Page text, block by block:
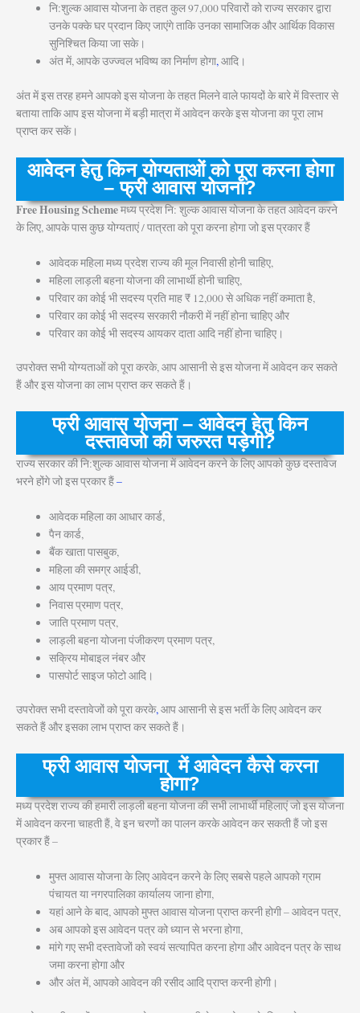
नि:शुल्क आवास योजना के तहत कुल 97,000 परिवारों को राज्य सरकार द्वारा
उनके पक्के घर प्रदान किए जाएंगे ताकि उनका सामाजिक और आर्थिक विकास
सुनिश्चित किया जा सके।
अंत में, आपके उज्ज्वल भविष्य का निर्माण होगा,आदि।
अंत में इस तरह हमने आपको इस योजना के तहत मिलने वाले फायदों के बारे में विस्तार से
बताया ताकि आप इस योजना में बड़ी मात्रा में आवेदन करके इस योजना का पूरा लाभ
प्राप्त कर सकें।
आवेदन हेतु किन योग्यताओं को पूरा करना होगा
– फ्री आवास योजना?
Free Housing Schemeमध्य प्रदेश नि: शुल्क आवास योजना के तहत आवेदन करने
के लिए, आपके पास कुछ योग्यताएं / पात्रता को पूरा करना होगा जो इस प्रकार हैं
आवेदक महिला मध्य प्रदेश राज्य की मूल निवासी होनी चाहिए,
महिला लाड़ली बहना योजना की लाभार्थी होनी चाहिए,
परिवार का कोई भी सदस्य प्रति माह ₹ 12,000 से अधिक नहीं कमाता है,
परिवार का कोई भी सदस्य सरकारी नौकरी में नहीं होना चाहिए और
परिवार का कोई भी सदस्य आयकर दाता आदि नहीं होना चाहिए।
उपरोक्त सभी योग्यताओं को पूरा करके, आप आसानी से इस योजना में आवेदन कर सकते
हैं और इस योजना का लाभ प्राप्त कर सकते हैं।
फ्री आवास योजना – आवेदन हेतु किन
दस्तावेजो की जरुरत पड़ेगी?
राज्य सरकार की नि:शुल्क आवास योजना में आवेदन करने के लिए आपको कुछ दस्तावेज
भरने होंगे जो इस प्रकार हैं–
आवेदक महिला का आधार कार्ड,
पैन कार्ड,
बैंक खाता पासबुक,
महिला की समग्र आईडी,
आय प्रमाण पत्र,
निवास प्रमाण पत्र,
जाति प्रमाण पत्र,
लाड़ली बहना योजना पंजीकरण प्रमाण पत्र,
सक्रिय मोबाइल नंबर और
पासपोर्ट साइज फोटो आदि।
उपरोक्त सभी दस्तावेजों को पूरा करके,आप आसानी से इस भर्ती के लिए आवेदन कर
सकते हैं और इसका लाभ प्राप्त कर सकते हैं।
फ्री आवास योजना में आवेदन कैसे करना
होगा?
मध्य प्रदेश राज्य की हमारी लाड़ली बहना योजना की सभी लाभार्थी महिलाएं जो इस योजना
में आवेदन करना चाहती हैं, वे इन चरणों का पालन करके आवेदन कर सकती हैं जो इस
प्रकार हैं –
मुफ्त आवास योजना के लिए आवेदन करने के लिए सबसे पहले आपको ग्राम
पंचायत या नगरपालिका कार्यालय जाना होगा,
यहां आने के बाद, आपको मुफ्त आवास योजना प्राप्त करनी होगी – आवेदन पत्र,
अब आपको इस आवेदन पत्र को ध्यान से भरना होगा,
मांगे गए सभी दस्तावेजों को स्वयं सत्यापित करना होगा और आवेदन पत्र के साथ
जमा करना होगा और
और अंत में, आपको आवेदन की रसीद आदि प्राप्त करनी होगी।